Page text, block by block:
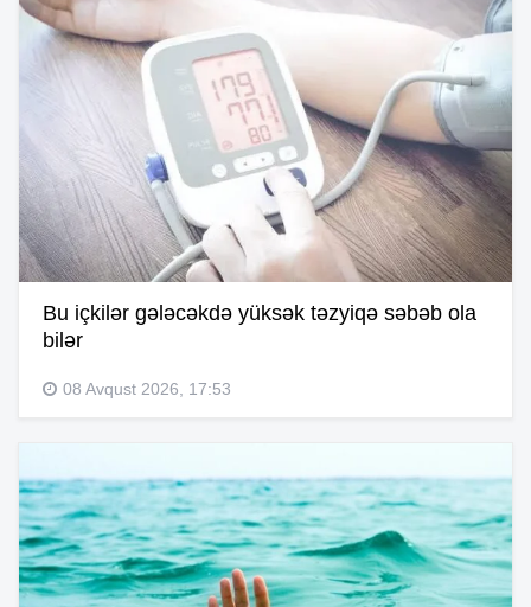
Bu içkilər gələcəkdə yüksək təzyiqə səbəb ola
bilər
08 Avqust 2026, 17:53